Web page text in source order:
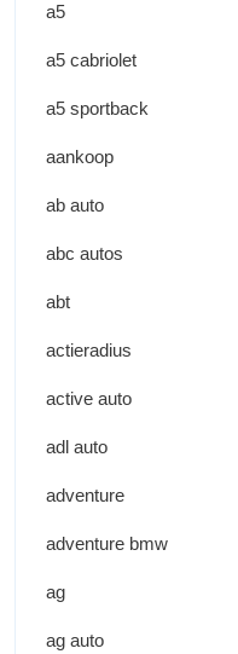
a5
a5 cabriolet
a5 sportback
aankoop
ab auto
abc autos
abt
actieradius
active auto
adl auto
adventure
adventure bmw
ag
ag auto